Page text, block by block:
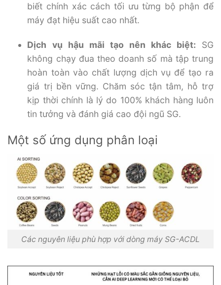
biết chính xác cách tối ưu từng bộ phận để
máy đạt hiệu suất cao nhất.
Dịch vụ hậu mãi tạo nên khác biệt: SG
không chạy đua theo doanh số mà tập trung
hoàn toàn vào chất lượng dịch vụ để tạo ra
giá trị bền vững. Chăm sóc tận tâm, hỗ trợ
kịp thời chính là lý do 100% khách hàng luôn
tin tưởng và đánh giá cao đội ngũ SG.
Một số ứng dụng phân loại
Các nguyên liệu phù hợp với dòng máy SG-ACDL